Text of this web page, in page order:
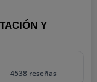
Y
4538 reseñas